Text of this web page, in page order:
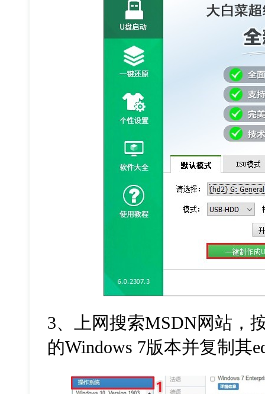
3、上网搜索MSDN网站，
的Windows 7版本并复制其